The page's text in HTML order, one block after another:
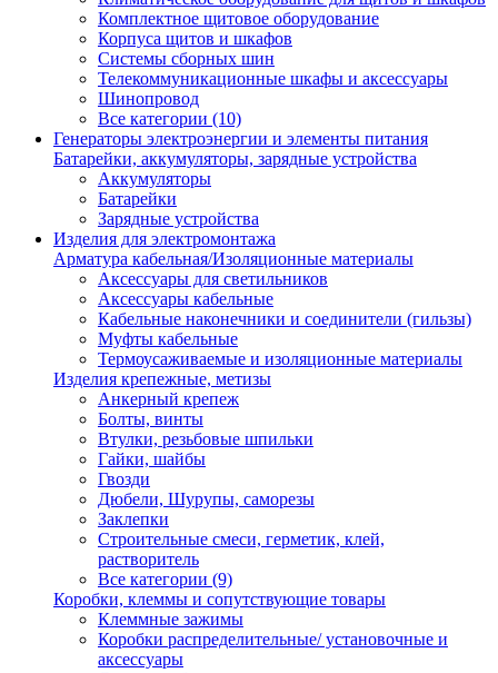
Комплектное щитовое оборудование
Корпуса щитов и шкафов
Системы сборных шин
Телекоммуникационные шкафы и аксессуары
Шинопровод
Все категории (10)
Генераторы электроэнергии и элементы питания
Батарейки, аккумуляторы, зарядные устройства
Аккумуляторы
Батарейки
Зарядные устройства
Изделия для электромонтажа
Арматура кабельная/Изоляционные материалы
Аксессуары для светильников
Аксессуары кабельные
Кабельные наконечники и соединители (гильзы)
Муфты кабельные
Термоусаживаемые и изоляционные материалы
Изделия крепежные, метизы
Анкерный крепеж
Болты, винты
Втулки, резьбовые шпильки
Гайки, шайбы
Гвозди
Дюбели, Шурупы, саморезы
Заклепки
Строительные смеси, герметик, клей,
растворитель
Все категории (9)
Коробки, клеммы и сопутствующие товары
Клеммные зажимы
Коробки распределительные/ установочные и
аксессуары